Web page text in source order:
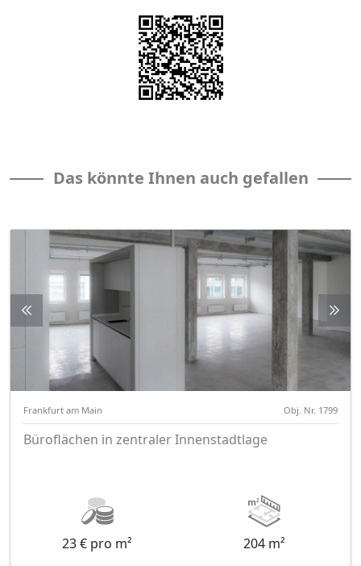
Das könnte Ihnen auch gefallen
Frankfurt am Main Obj. Nr. 1799
Büroflächen in zentraler Innenstadtlage
23 € pro m² 204 m²